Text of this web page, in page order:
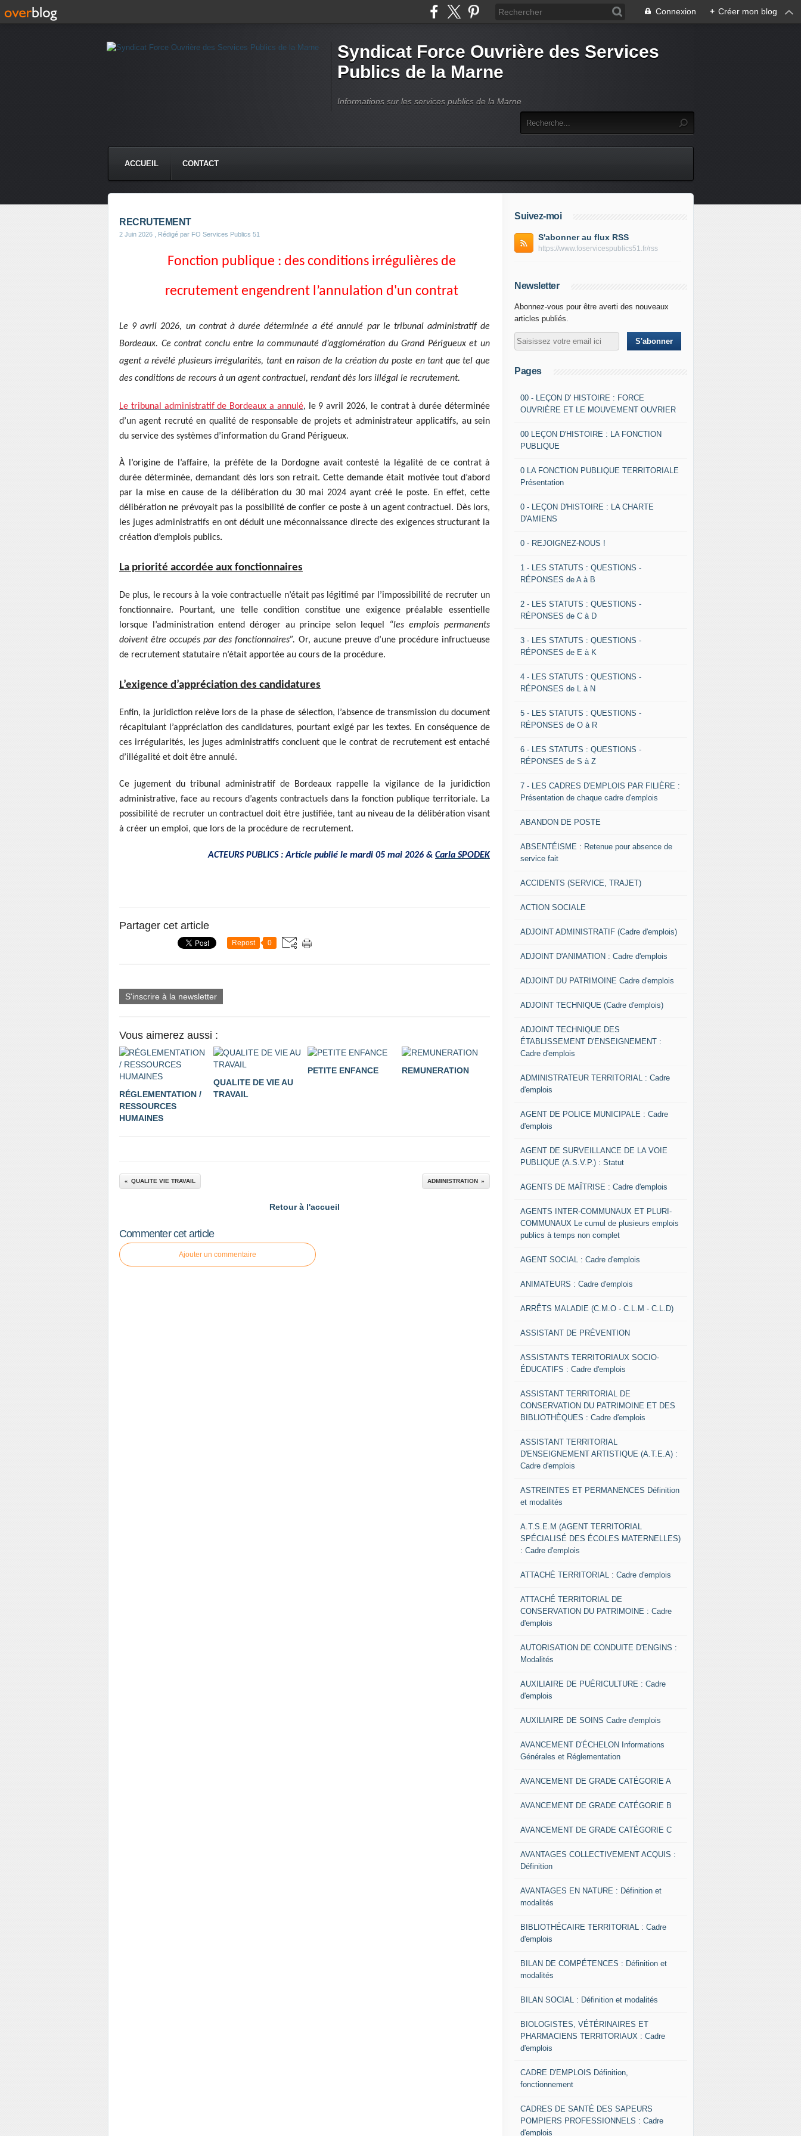
Connexion + Créer mon blog
Syndicat Force Ouvrière des Services
Publics de la Marne
Informations sur les services publics de la Marne
ACCUEIL CONTACT
RECRUTEMENT
2 Juin 2026 , Rédigé par FO Services Publics 51
Fonction publique : des conditions irrégulières de
recrutement engendrent l’annulation d'un contrat
Le 9 avril 2026, un contrat à durée déterminée a été annulé par le tribunal administratif de
Bordeaux. Ce contrat conclu entre la communauté d’agglomération du Grand Périgueux et un
agent a révélé plusieurs irrégularités, tant en raison de la création du poste en tant que tel que
des conditions de recours à un agent contractuel, rendant dès lors illégal le recrutement.
Le tribunal administratif de Bordeaux a annulé, le 9 avril 2026, le contrat à durée déterminée
d’un agent recruté en qualité de responsable de projets et administrateur applicatifs, au sein
du service des systèmes d’information du Grand Périgueux.
À l’origine de l’affaire, la préfète de la Dordogne avait contesté la légalité de ce contrat à
durée déterminée, demandant dès lors son retrait. Cette demande était motivée tout d’abord
par la mise en cause de la délibération du 30 mai 2024 ayant créé le poste. En effet, cette
délibération ne prévoyait pas la possibilité de confier ce poste à un agent contractuel. Dès lors,
les juges administratifs en ont déduit une méconnaissance directe des exigences structurant la
création d’emplois publics.
La priorité accordée aux fonctionnaires
De plus, le recours à la voie contractuelle n’était pas légitimé par l’impossibilité de recruter un
fonctionnaire. Pourtant, une telle condition constitue une exigence préalable essentielle
lorsque l’administration entend déroger au principe selon lequel
“les emplois permanents
doivent être occupés par des fonctionnaires”. Or, aucune preuve d’une procédure infructueuse
de recrutement statutaire n’était apportée au cours de la procédure.
L’exigence d’appréciation des candidatures
Enfin, la juridiction relève lors de la phase de sélection, l’absence de transmission du document
récapitulant l’appréciation des candidatures, pourtant exigé par les textes. En conséquence de
ces irrégularités, les juges administratifs concluent que le contrat de recrutement est entaché
d’illégalité et doit être annulé.
Ce jugement du tribunal administratif de Bordeaux rappelle la vigilance de la juridiction
administrative, face au recours d’agents contractuels dans la fonction publique territoriale. La
possibilité de recruter un contractuel doit être justifiée, tant au niveau de la délibération visant
à créer un emploi, que lors de la procédure de recrutement.
ACTEURS PUBLICS : Article publié le mardi 05 mai 2026 & Carla SPODEK
Partager cet article
Repost 0
S'inscrire à la newsletter
Vous aimerez aussi :
RÉGLEMENTATION /
RESSOURCES
HUMAINES
QUALITE DE VIE AU
TRAVAIL
PETITE ENFANCE REMUNERATION
QUALITE VIE TRAVAIL ADMINISTRATION
Retour à l'accueil
Commenter cet article
Ajouter un commentaire
Suivez-moi
S'abonner au flux RSS
https://www.foservicespublics51.fr/rss
Newsletter
Abonnez-vous pour être averti des nouveaux
articles publiés.
Pages
00 - LEÇON D' HISTOIRE : FORCE
OUVRIÈRE ET LE MOUVEMENT OUVRIER
00 LEÇON D'HISTOIRE : LA FONCTION
PUBLIQUE
0 LA FONCTION PUBLIQUE TERRITORIALE
Présentation
0 - LEÇON D'HISTOIRE : LA CHARTE
D'AMIENS
0 - REJOIGNEZ-NOUS !
1 - LES STATUTS : QUESTIONS -
RÉPONSES de A à B
2 - LES STATUTS : QUESTIONS -
RÉPONSES de C à D
3 - LES STATUTS : QUESTIONS -
RÉPONSES de E à K
4 - LES STATUTS : QUESTIONS -
RÉPONSES de L à N
5 - LES STATUTS : QUESTIONS -
RÉPONSES de O à R
6 - LES STATUTS : QUESTIONS -
RÉPONSES de S à Z
7 - LES CADRES D'EMPLOIS PAR FILIÈRE :
Présentation de chaque cadre d'emplois
ABANDON DE POSTE
ABSENTÉISME : Retenue pour absence de
service fait
ACCIDENTS (SERVICE, TRAJET)
ACTION SOCIALE
ADJOINT ADMINISTRATIF (Cadre d'emplois)
ADJOINT D'ANIMATION : Cadre d'emplois
ADJOINT DU PATRIMOINE Cadre d'emplois
ADJOINT TECHNIQUE (Cadre d'emplois)
ADJOINT TECHNIQUE DES
ÉTABLISSEMENT D'ENSEIGNEMENT :
Cadre d'emplois
ADMINISTRATEUR TERRITORIAL : Cadre
d'emplois
AGENT DE POLICE MUNICIPALE : Cadre
d'emplois
AGENT DE SURVEILLANCE DE LA VOIE
PUBLIQUE (A.S.V.P.) : Statut
AGENTS DE MAÎTRISE : Cadre d'emplois
AGENTS INTER-COMMUNAUX ET PLURI-
COMMUNAUX Le cumul de plusieurs emplois
publics à temps non complet
AGENT SOCIAL : Cadre d'emplois
ANIMATEURS : Cadre d'emplois
ARRÊTS MALADIE (C.M.O - C.L.M - C.L.D)
ASSISTANT DE PRÉVENTION
ASSISTANTS TERRITORIAUX SOCIO-
ÉDUCATIFS : Cadre d'emplois
ASSISTANT TERRITORIAL DE
CONSERVATION DU PATRIMOINE ET DES
BIBLIOTHÈQUES : Cadre d'emplois
ASSISTANT TERRITORIAL
D'ENSEIGNEMENT ARTISTIQUE (A.T.E.A) :
Cadre d'emplois
ASTREINTES ET PERMANENCES Définition
et modalités
A.T.S.E.M (AGENT TERRITORIAL
SPÉCIALISÉ DES ÉCOLES MATERNELLES)
: Cadre d'emplois
ATTACHÉ TERRITORIAL : Cadre d'emplois
ATTACHÉ TERRITORIAL DE
CONSERVATION DU PATRIMOINE : Cadre
d'emplois
AUTORISATION DE CONDUITE D'ENGINS :
Modalités
AUXILIAIRE DE PUÉRICULTURE : Cadre
d'emplois
AUXILIAIRE DE SOINS Cadre d'emplois
AVANCEMENT D'ÉCHELON Informations
Générales et Réglementation
AVANCEMENT DE GRADE CATÉGORIE A
AVANCEMENT DE GRADE CATÉGORIE B
AVANCEMENT DE GRADE CATÉGORIE C
AVANTAGES COLLECTIVEMENT ACQUIS :
Définition
AVANTAGES EN NATURE : Définition et
modalités
BIBLIOTHÉCAIRE TERRITORIAL : Cadre
d'emplois
BILAN DE COMPÉTENCES : Définition et
modalités
BILAN SOCIAL : Définition et modalités
BIOLOGISTES, VÉTÉRINAIRES ET
PHARMACIENS TERRITORIAUX : Cadre
d'emplois
CADRE D'EMPLOIS Définition,
fonctionnement
CADRES DE SANTÉ DES SAPEURS
POMPIERS PROFESSIONNELS : Cadre
d'emplois